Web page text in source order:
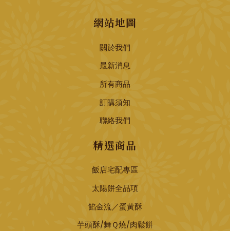
網站地圖
關於我們
最新消息
所有商品
訂購須知
聯絡我們
精選商品
飯店宅配專區
太陽餅全品項
餡金流／蛋黃酥
芋頭酥/舞Ｑ燒/肉鬆餅